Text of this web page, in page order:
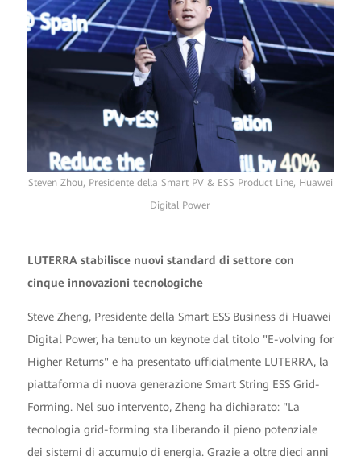
Steven Zhou, Presidente della Smart PV & ESS Product Line, Huawei
Digital Power
LUTERRA stabilisce nuovi standard di settore con
cinque innovazioni tecnologiche
Steve Zheng, Presidente della Smart ESS Business di Huawei
Digital Power, ha tenuto un keynote dal titolo "E-volving for
Higher Returns" e ha presentato ufficialmente LUTERRA, la
piattaforma di nuova generazione Smart String ESS Grid-
Forming. Nel suo intervento, Zheng ha dichiarato: "La
tecnologia grid-forming sta liberando il pieno potenziale
dei sistemi di accumulo di energia. Grazie a oltre dieci anni